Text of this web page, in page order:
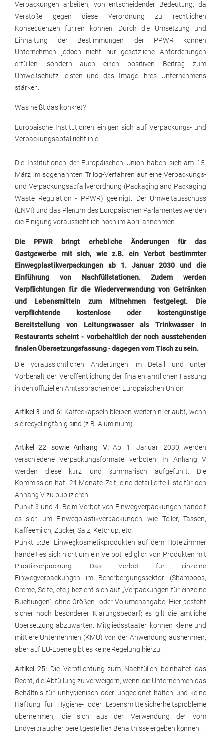
Verpackungen arbeiten, von entscheidender Bedeutung, da
Verstöße gegen diese Verordnung zu rechtlichen
Konsequenzen führen können. Durch die Umsetzung und
Einhaltung der Bestimmungen der PPWR können
Unternehmen jedoch nicht nur gesetzliche Anforderungen
erfüllen, sondern auch einen positiven Beitrag zum
Umweltschutz leisten und das Image ihres Unternehmens
stärken.
Was heißt das konkret?
Europäische Institutionen einigen sich auf Verpackungs- und
Verpackungsabfallrichtlinie
Die Institutionen der Europäischen Union haben sich am 15.
März im sogenannten Trilog-Verfahren auf eine Verpackungs-
und Verpackungsabfallverordnung (Packaging and Packaging
Waste Regulation - PPWR) geeinigt. Der Umweltausschuss
(ENVI) und das Plenum des Europäischen Parlamentes werden
die Einigung voraussichtlich noch im April annehmen.
Die PPWR bringt erhebliche Änderungen für das
Gastgewerbe mit sich, wie z.B. ein Verbot bestimmter
Einwegplastikverpackungen ab 1. Januar 2030 und die
Einführung von Nachfüllstationen. Zudem werden
Verpflichtungen für die Wiederverwendung von Getränken
und Lebensmitteln zum Mitnehmen festgelegt. Die
verpflichtende kostenlose oder kostengünstige
Bereitstellung von Leitungswasser als Trinkwasser in
Restaurants scheint - vorbehaltlich der noch ausstehenden
finalen Übersetzungsfassung - dagegen vom Tisch zu sein.
Die voraussichtlichen Änderungen im Detail und unter
Vorbehalt der Veröffentlichung der finalen amtlichen Fassung
in den offiziellen Amtssprachen der Europäischen Union:
Artikel 3 und 6: Kaffeekapseln bleiben weiterhin erlaubt, wenn
sie recyclingfähig sind (z.B. Aluminium).
Artikel 22 sowie Anhang V:Ab 1. Januar 2030 werden
verschiedene Verpackungsformate verboten. In Anhang V
werden diese kurz und summarisch aufgeführt. Die
Kommission hat 24 Monate Zeit, eine detaillierte Liste für den
Anhang V zu publizieren.
Punkt 3 und 4: Beim Verbot von Einwegverpackungen handelt
es sich um Einwegplastikverpackungen, wie Teller, Tassen,
Kaffeemilch, Zucker, Salz, Ketchup, etc.
Punkt 5:Bei Einwegkosmetikprodukten auf dem Hotelzimmer
handelt es sich nicht um ein Verbot lediglich von Produkten mit
Plastikverpackung. Das Verbot für einzelne
Einwegverpackungen im Beherbergungssektor (Shampoos,
Creme, Seife, etc.) bezieht sich auf „Verpackungen für einzelne
Buchungen“, ohne Größen- oder Volumenangabe. Hier besteht
sicher noch besonderer Klärungsbedarf; es gilt die amtliche
Übersetzung abzuwarten. Mitgliedsstaaten können kleine und
mittlere Unternehmen (KMU) von der Anwendung ausnehmen,
aber auf EU-Ebene gibt es keine Regelung hierzu.
Artikel 25: Die Verpflichtung zum Nachfüllen beinhaltet das
Recht, die Abfüllung zu verweigern, wenn die Unternehmen das
Behältnis für unhygienisch oder ungeeignet halten und keine
Haftung für Hygiene- oder Lebensmittelsicherheitsprobleme
übernehmen, die sich aus der Verwendung der vom
Endverbraucher bereitgestellten Behältnisse ergeben können.